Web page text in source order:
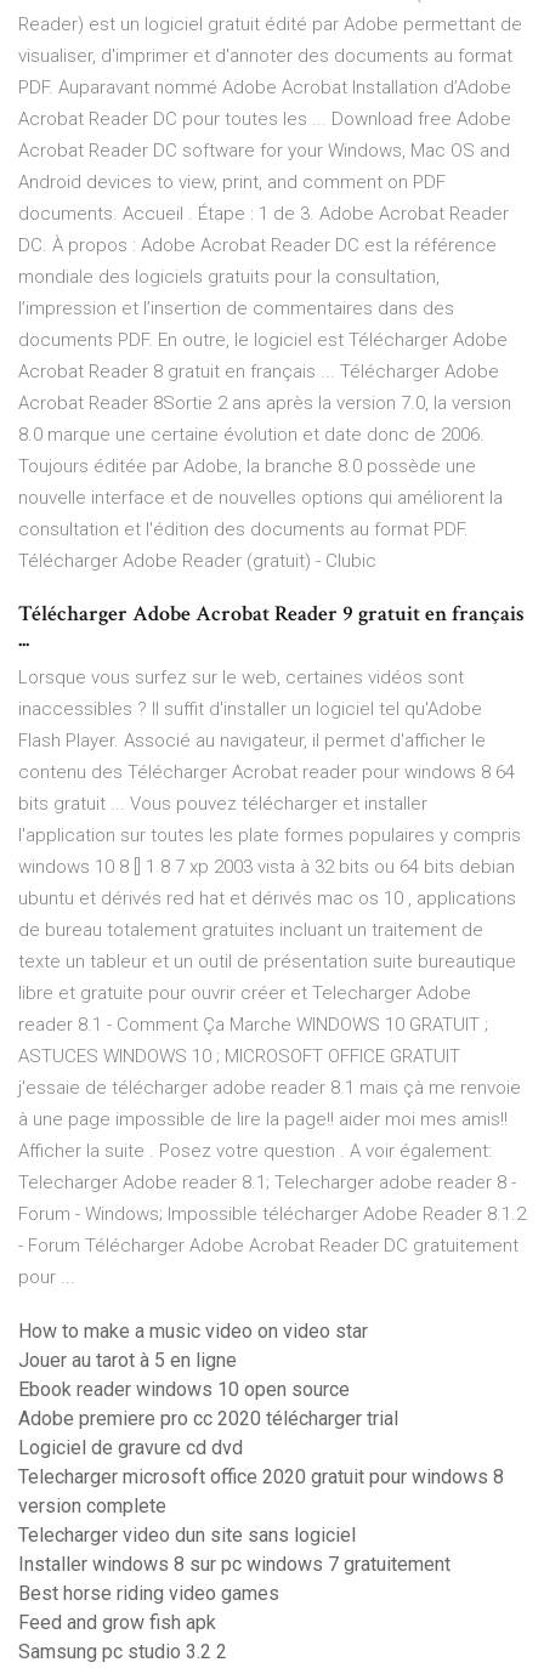
Reader) est un logiciel gratuit édité par Adobe permettant de
visualiser, d'imprimer et d'annoter des documents au format
PDF. Auparavant nommé Adobe Acrobat Installation d’Adobe
Acrobat Reader DC pour toutes les ... Download free Adobe
Acrobat Reader DC software for your Windows, Mac OS and
Android devices to view, print, and comment on PDF
documents. Accueil . Étape : 1 de 3. Adobe Acrobat Reader
DC. À propos : Adobe Acrobat Reader DC est la référence
mondiale des logiciels gratuits pour la consultation,
l’impression et l’insertion de commentaires dans des
documents PDF. En outre, le logiciel est Télécharger Adobe
Acrobat Reader 8 gratuit en français ... Télécharger Adobe
Acrobat Reader 8Sortie 2 ans après la version 7.0, la version
8.0 marque une certaine évolution et date donc de 2006.
Toujours éditée par Adobe, la branche 8.0 possède une
nouvelle interface et de nouvelles options qui améliorent la
consultation et l'édition des documents au format PDF.
Télécharger Adobe Reader (gratuit) - Clubic
Télécharger Adobe Acrobat Reader 9 gratuit en français
...
Lorsque vous surfez sur le web, certaines vidéos sont
inaccessibles ? Il suffit d'installer un logiciel tel qu'Adobe
Flash Player. Associé au navigateur, il permet d'afficher le
contenu des Télécharger Acrobat reader pour windows 8 64
bits gratuit ... Vous pouvez télécharger et installer
l'application sur toutes les plate formes populaires y compris
windows 10 8 [] 1 8 7 xp 2003 vista à 32 bits ou 64 bits debian
ubuntu et dérivés red hat et dérivés mac os 10 , applications
de bureau totalement gratuites incluant un traitement de
texte un tableur et un outil de présentation suite bureautique
libre et gratuite pour ouvrir créer et Telecharger Adobe
reader 8.1 - Comment Ça Marche WINDOWS 10 GRATUIT ;
ASTUCES WINDOWS 10 ; MICROSOFT OFFICE GRATUIT
j'essaie de télécharger adobe reader 8.1 mais çà me renvoie
à une page impossible de lire la page!! aider moi mes amis!!
Afficher la suite . Posez votre question . A voir également:
Telecharger Adobe reader 8.1; Telecharger adobe reader 8 -
Forum - Windows; Impossible télécharger Adobe Reader 8.1.2
- Forum Télécharger Adobe Acrobat Reader DC gratuitement
pour ...
How to make a music video on video star
Jouer au tarot à 5 en ligne
Ebook reader windows 10 open source
Adobe premiere pro cc 2020 télécharger trial
Logiciel de gravure cd dvd
Telecharger microsoft office 2020 gratuit pour windows 8
version complete
Telecharger video dun site sans logiciel
Installer windows 8 sur pc windows 7 gratuitement
Best horse riding video games
Feed and grow fish apk
Samsung pc studio 3.2 2